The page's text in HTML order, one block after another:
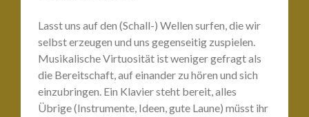
Lasst uns auf den (Schall-) Wellen surfen, die wir
selbst erzeugen und uns gegenseitig zuspielen.
Musikalische Virtuosität ist weniger gefragt als
die Bereitschaft, auf einander zu hören und sich
einzubringen. Ein Klavier steht bereit, alles
Übrige (Instrumente, Ideen, gute Laune) müsst ihr